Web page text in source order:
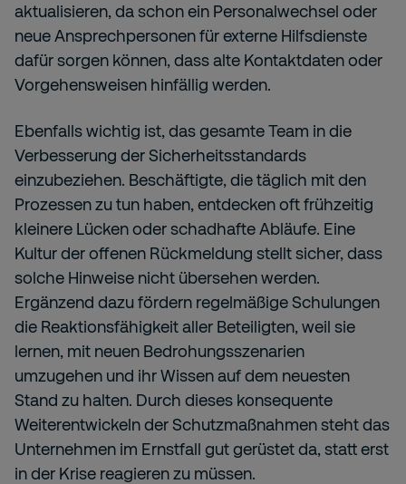
aktualisieren, da schon ein Personalwechsel oder
neue Ansprechpersonen für externe Hilfsdienste
dafür sorgen können, dass alte Kontaktdaten oder
Vorgehensweisen hinfällig werden.
Ebenfalls wichtig ist, das gesamte Team in die
Verbesserung der Sicherheitsstandards
einzubeziehen. Beschäftigte, die täglich mit den
Prozessen zu tun haben, entdecken oft frühzeitig
kleinere Lücken oder schadhafte Abläufe. Eine
Kultur der offenen Rückmeldung stellt sicher, dass
solche Hinweise nicht übersehen werden.
Ergänzend dazu fördern regelmäßige Schulungen
die Reaktionsfähigkeit aller Beteiligten, weil sie
lernen, mit neuen Bedrohungsszenarien
umzugehen und ihr Wissen auf dem neuesten
Stand zu halten. Durch dieses konsequente
Weiterentwickeln der Schutzmaßnahmen steht das
Unternehmen im Ernstfall gut gerüstet da, statt erst
in der Krise reagieren zu müssen.